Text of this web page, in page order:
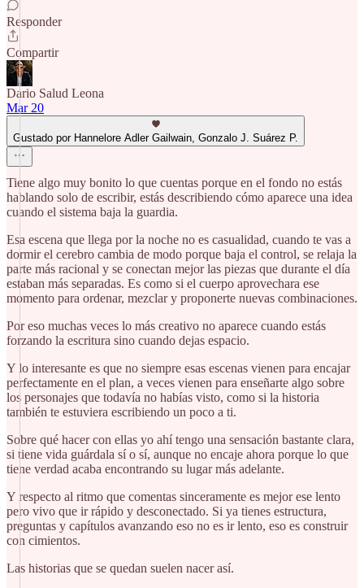
Responder
Compartir
Dario Salud Leona
Mar 20
Gustado por Hannelore Adler Gailwain, Gonzalo J. Suárez P.
Tiene algo muy bonito lo que cuentas porque en el fondo no estás
hablando solo de escribir, estás describiendo cómo aparece una idea
cuando el sistema baja la guardia.
Esa escena que llega por la noche no es casualidad, cuando te vas a
dormir el cerebro cambia de modo porque baja el control, se relaja la
parte más racional y se conectan mejor las piezas que durante el día
estaban más separadas. Es como si el cuerpo aprovechara ese
momento para ordenar, mezclar y proponerte nuevas combinaciones.
Por eso muchas veces lo más creativo no aparece cuando estás
forzando la escritura sino cuando dejas espacio.
Y lo interesante es que no siempre esas escenas vienen para encajar
perfectamente en el plan, a veces vienen para enseñarte algo sobre
los personajes que todavía no habías visto, como si la historia
también te estuviera escribiendo un poco a ti.
Sobre qué hacer con ellas yo ahí tengo una sensación bastante clara,
si tiene vida guárdala sí o sí, aunque no encaje ahora porque lo que
tiene verdad acaba encontrando su lugar más adelante.
Y respecto al ritmo que comentas sinceramente es mejor ese lento
pero vivo que ir rápido y desconectado. Si ya tienes estructura,
preguntas y capítulos avanzando eso no es ir lento, eso es construir
con cimientos.
Las historias que se quedan suelen nacer así.